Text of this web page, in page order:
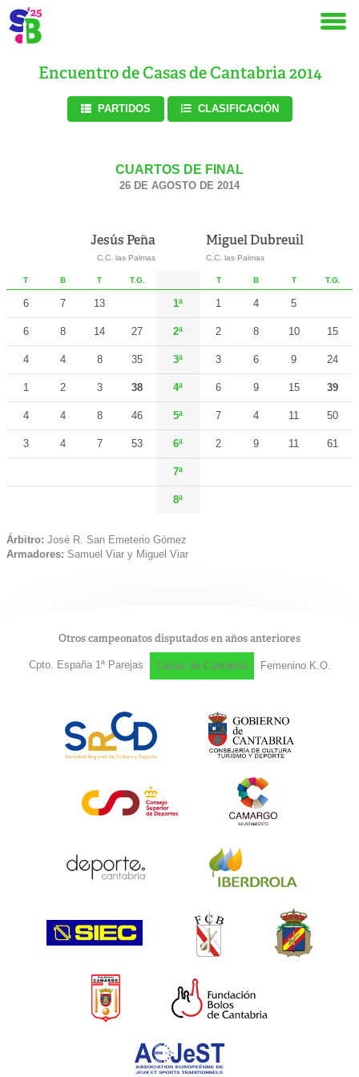
Encuentro de Casas de Cantabria 2014
PARTIDOS CLASIFICACIÓN
CUARTOS DE FINAL
26 DE AGOSTO DE 2014
Jesús Peña
C.C. las Palmas
Miguel Dubreuil
C.C. las Palmas
T B T T.G. T B T T.G.
6 7 13 1ª 1 4 5
6 8 14 27 2ª 2 8 10 15
4 4 8 35 3ª 3 6 9 24
1 2 3 38 4ª 6 9 15 39
4 4 8 46 5ª 7 4 11 50
3 4 7 53 6ª 2 9 11 61
7ª
8ª
Árbitro: José R. San Emeterio Gómez
Armadores: Samuel Viar y Miguel Viar
Otros campeonatos disputados en años anteriores
Cpto. España 1ª Parejas Casas de Cantabria Femenino K.O.